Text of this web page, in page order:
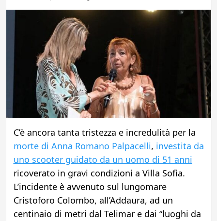
C’è ancora tanta tristezza e incredulità per la
morte di Anna Romano Palpacelli, investita da
uno scooter guidato da un uomo di 51 anni
ricoverato in gravi condizioni a Villa Sofia.
L’incidente è avvenuto sul lungomare
Cristoforo Colombo, all’Addaura, ad un
centinaio di metri dal Telimar e dai “luoghi da